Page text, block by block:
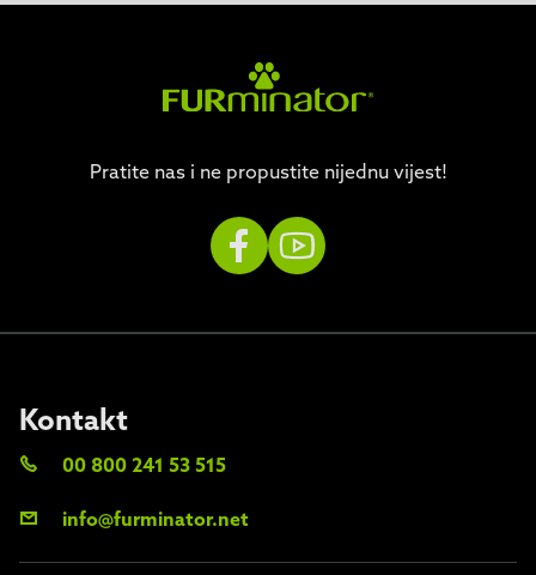
Pratite nas i ne propustite nijednu vijest!
Kontakt
00 800 241 53 515
info@furminator.net